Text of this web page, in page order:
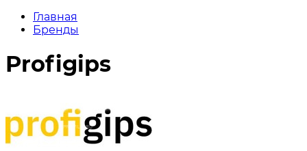
Главная
Бренды
Profigips